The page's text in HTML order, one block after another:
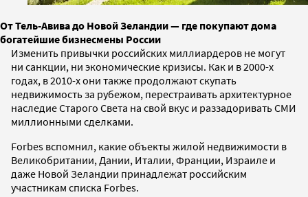
От Тель-Авива до Новой Зеландии — где покупают дома
богатейшие бизнесмены России
Изменить привычки российских миллиардеров не могут
ни санкции, ни экономические кризисы. Как и в 2000-х
годах, в 2010-х они также продолжают скупать
недвижимость за рубежом, перестраивать архитектурное
наследие Старого Света на свой вкус и раззадоривать СМИ
миллионными сделками.
Forbes вспомнил, какие объекты жилой недвижимости в
Великобритании, Дании, Италии, Франции, Израиле и
даже Новой Зеландии принадлежат российским
участникам списка Forbes.